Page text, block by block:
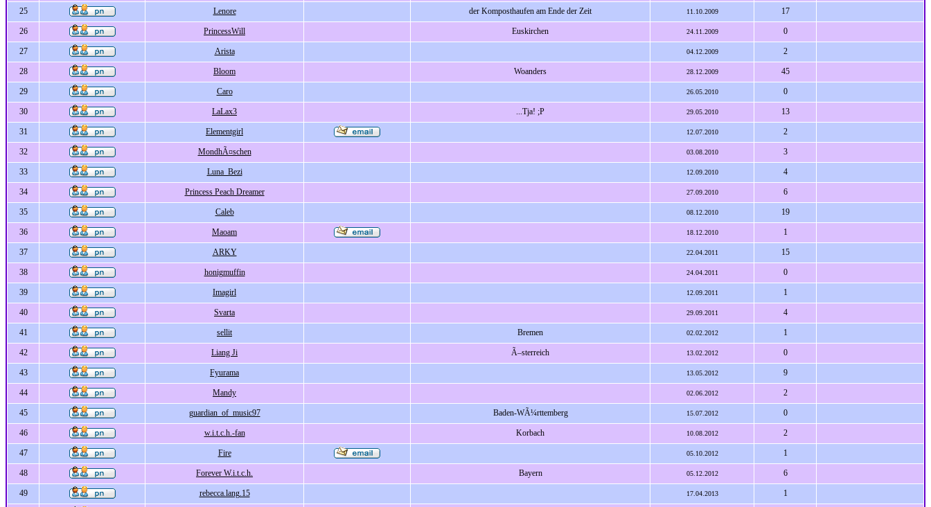
25 Lenore der Komposthaufen am Ende der Zeit 11.10.2009 17
26 PrincessWill Euskirchen 24.11.2009 0
27 Arista 04.12.2009 2
28 Bloom Woanders 28.12.2009 45
29 Caro 26.05.2010 0
30 LaLax3 ...Tja! ;P 29.05.2010 13
31 Elementgirl 12.07.2010 2
32 MondhÃ¤schen 03.08.2010 3
33 Luna_Bezi 12.09.2010 4
34 Princess Peach Dreamer 27.09.2010 6
35 Caleb 08.12.2010 19
36 Maoam 18.12.2010 1
37 ARKY 22.04.2011 15
38 honigmuffin 24.04.2011 0
39 Imagirl 12.09.2011 1
40 Svarta 29.09.2011 4
41 sellit Bremen 02.02.2012 1
42 Liang Ji Ã–sterreich 13.02.2012 0
43 Fyurama 13.05.2012 9
44 Mandy 02.06.2012 2
45 guardian_of_music97 Baden-WÃ¼rttemberg 15.07.2012 0
46 w.i.t.c.h.-fan Korbach 10.08.2012 2
47 Fire 05.10.2012 1
48 Forever W.i.t.c.h. Bayern 05.12.2012 6
49 rebecca.lang.15 17.04.2013 1